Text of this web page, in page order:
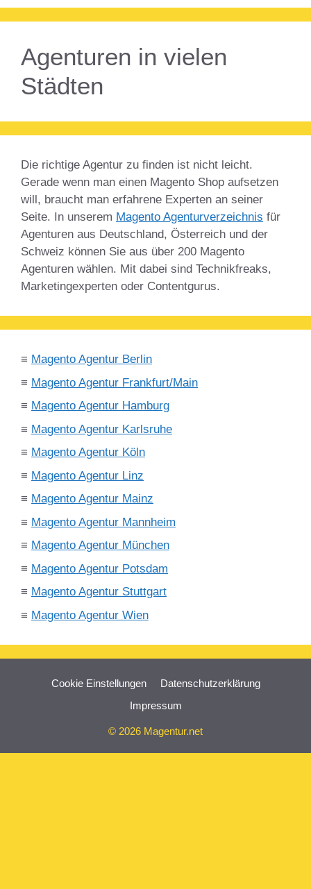
Agenturen in vielen
Städten
Die richtige Agentur zu finden ist nicht leicht.
Gerade wenn man einen Magento Shop aufsetzen
will, braucht man erfahrene Experten an seiner
Seite. In unserem Magento Agenturverzeichnis für
Agenturen aus Deutschland, Österreich und der
Schweiz können Sie aus über 200 Magento
Agenturen wählen. Mit dabei sind Technikfreaks,
Marketingexperten oder Contentgurus.
≡ Magento Agentur Berlin
≡ Magento Agentur Frankfurt/Main
≡ Magento Agentur Hamburg
≡ Magento Agentur Karlsruhe
≡ Magento Agentur Köln
≡ Magento Agentur Linz
≡ Magento Agentur Mainz
≡ Magento Agentur Mannheim
≡ Magento Agentur München
≡ Magento Agentur Potsdam
≡ Magento Agentur Stuttgart
≡ Magento Agentur Wien
Cookie Einstellungen
Datenschutzerklärung
Impressum
© 2026 Magentur.net